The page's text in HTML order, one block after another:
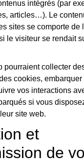
intégrés (par
articles…). Le
sites se comporte de
le visiteur se rendait
pourraient collecter
cookies,
vos interactions
si vous
site web.
et
de